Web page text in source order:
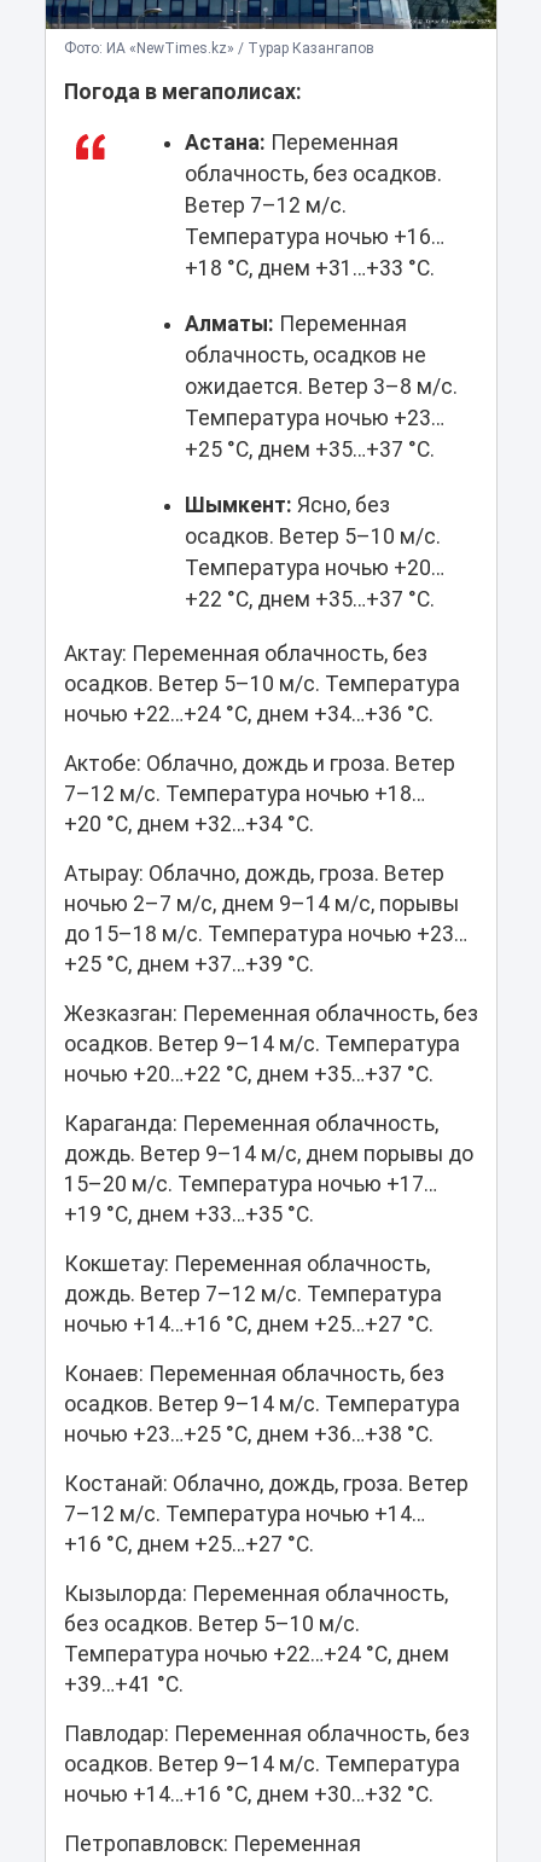
Фото: ИА «NewTimes.kz» / Турар Казангапов
Погода в мегаполисах:
Астана: Переменная
облачность, без осадков.
Ветер 7–12 м/с.
Температура ночью +16…
+18 °C, днем +31…+33 °C.
Алматы: Переменная
облачность, осадков не
ожидается. Ветер 3–8 м/с.
Температура ночью +23…
+25 °C, днем +35…+37 °C.
Шымкент: Ясно, без
осадков. Ветер 5–10 м/с.
Температура ночью +20…
+22 °C, днем +35…+37 °C.
Актау: Переменная облачность, без
осадков. Ветер 5–10 м/с. Температура
ночью +22…+24 °C, днем +34…+36 °C.
Актобе: Облачно, дождь и гроза. Ветер
7–12 м/с. Температура ночью +18…
+20 °C, днем +32…+34 °C.
Атырау: Облачно, дождь, гроза. Ветер
ночью 2–7 м/с, днем 9–14 м/с, порывы
до 15–18 м/с. Температура ночью +23…
+25 °C, днем +37…+39 °C.
Жезказган: Переменная облачность, без
осадков. Ветер 9–14 м/с. Температура
ночью +20…+22 °C, днем +35…+37 °C.
Караганда: Переменная облачность,
дождь. Ветер 9–14 м/с, днем порывы до
15–20 м/с. Температура ночью +17…
+19 °C, днем +33…+35 °C.
Кокшетау: Переменная облачность,
дождь. Ветер 7–12 м/с. Температура
ночью +14…+16 °C, днем +25…+27 °C.
Конаев: Переменная облачность, без
осадков. Ветер 9–14 м/с. Температура
ночью +23…+25 °C, днем +36…+38 °C.
Костанай: Облачно, дождь, гроза. Ветер
7–12 м/с. Температура ночью +14…
+16 °C, днем +25…+27 °C.
Кызылорда: Переменная облачность,
без осадков. Ветер 5–10 м/с.
Температура ночью +22…+24 °C, днем
+39…+41 °C.
Павлодар: Переменная облачность, без
осадков. Ветер 9–14 м/с. Температура
ночью +14…+16 °C, днем +30…+32 °C.
Петропавловск: Переменная